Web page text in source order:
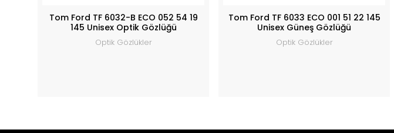
Tom Ford TF 6032-B ECO 052 54 19
145 Unisex Optik Gözlüğü
Optik Gözlükler
Tom Ford TF 6033 ECO 001 51 22 145
Unisex Güneş Gözlüğü
Optik Gözlükler